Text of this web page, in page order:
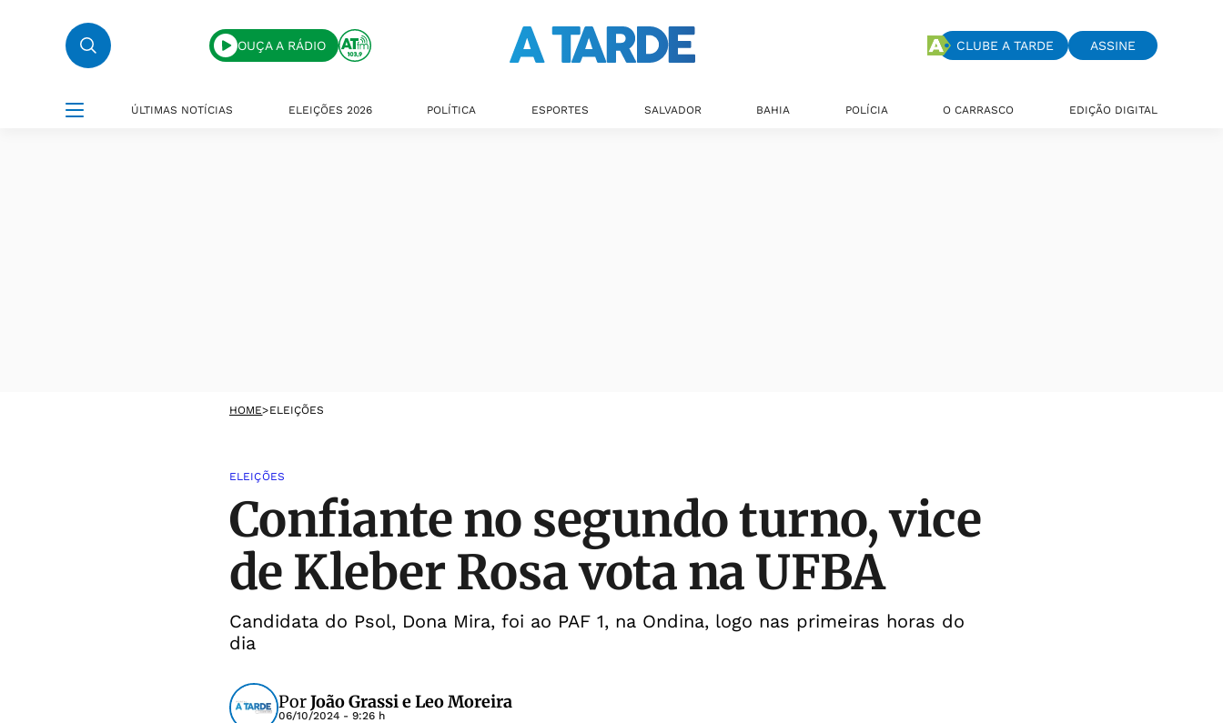
OUÇA A RÁDIO CLUBE A TARDE ASSINE
ÚLTIMAS NOTÍCIAS ELEIÇÕES 2026 POLÍTICA ESPORTES SALVADOR BAHIA POLÍCIA O CARRASCO EDIÇÃO DIGITAL
HOME>ELEIÇÕES
ELEIÇÕES
Confiante no segundo turno, vice
de Kleber Rosa vota na UFBA
Candidata do Psol, Dona Mira, foi ao PAF 1, na Ondina, logo nas primeiras horas do
dia
PorJoão Grassi e Leo Moreira
06/10/2024 - 9:26 h